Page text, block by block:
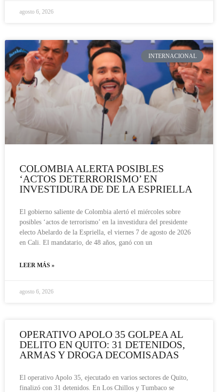
agosto 6, 2026
INTERNACIONAL
COLOMBIA ALERTA POSIBLES
‘ACTOS DETERRORISMO’ EN
INVESTIDURA DE DE LA ESPRIELLA
El gobierno saliente de Colombia alertó el miércoles sobre
posibles ‘actos de terrorismo’ en la investidura del presidente
electo Abelardo de la Espriella, el viernes 7 de agosto de 2026
en Cali. El mandatario, de 48 años, ganó con un
LEER MÁS »
agosto 6, 2026
OPERATIVO APOLO 35 GOLPEA AL
DELITO EN QUITO: 31 DETENIDOS,
ARMAS Y DROGA DECOMISADAS
El operativo Apolo 35, ejecutado en varios sectores de Quito,
finalizó con 31 detenidos. En Los Chillos y Tumbaco se